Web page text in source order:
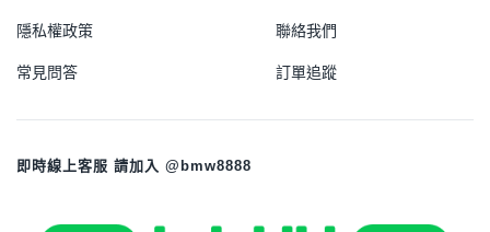
隱私權政策
常見問答
聯絡我們
訂單追蹤
即時線上客服 請加入 @bmw8888